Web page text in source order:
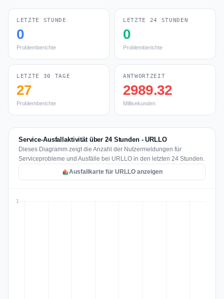
LETZTE STUNDE
0
Problemberichte
LETZTE 24 STUNDEN
0
Problemberichte
LETZTE 30 TAGE
27
Problemberichte
ANTWORTZEIT
2989.32
Millisekunden
Service-Ausfallaktivität über 24 Stunden - URLLO
Dieses Diagramm zeigt die Anzahl der Nutzermeldungen für
Serviceprobleme und Ausfälle bei URLLO in den letzten 24 Stunden.
Ausfallkarte für URLLO anzeigen